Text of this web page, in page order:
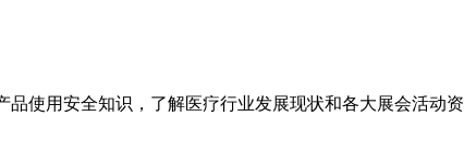
使用安全知识，了解医疗行业发展现状和各大展会活动